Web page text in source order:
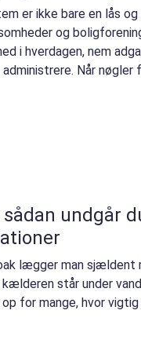
er ikke bare en lås og
og
i hverdagen, nem
Når nøgler
undgår
lægger man
kælderen står under
for mange, hvor